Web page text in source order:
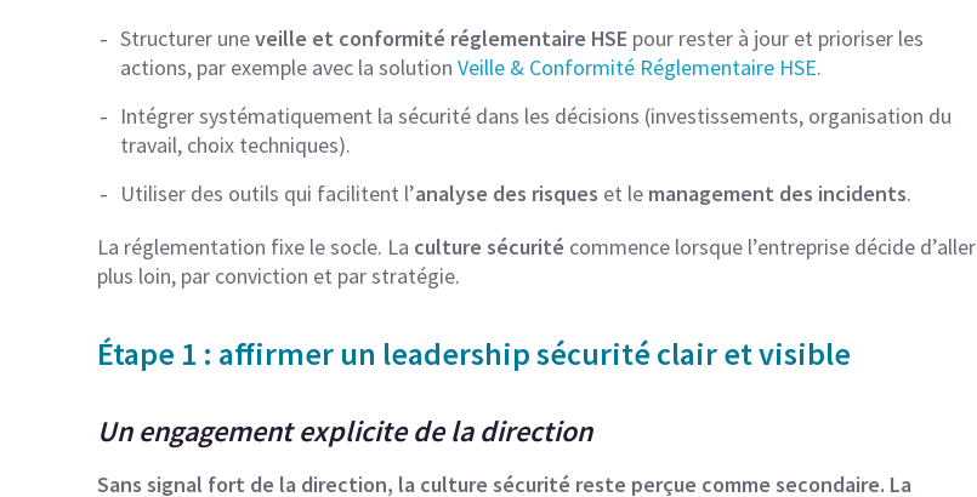
Structurer uneveille et conformité réglementaire HSE pour rester à jour et prioriser les
actions, par exemple avec la solution Veille & Conformité Réglementaire HSE.
Intégrer systématiquement la sécurité dans les décisions (investissements, organisation du
travail, choix techniques).
Utiliser des outils qui facilitent l’analyse des risques et le management des incidents.
La réglementation fixe le socle. La culture sécurité commence lorsque l’entreprise décide d’aller
plus loin, par conviction et par stratégie.
Étape 1 : affirmer un leadership sécurité clair et visible
Un engagement explicite de la direction
Sans signal fort de la direction, la culture sécurité reste perçue comme secondaire. La